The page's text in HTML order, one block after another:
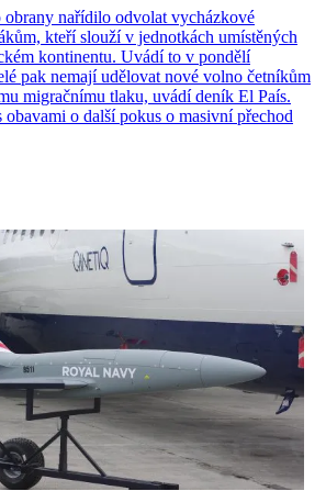
obrany nařídilo odvolat vycházkové
kteří slouží v jednotkách umístěných
kontinentu. Uvádí to v pondělí
pak nemají udělovat nové volno četníkům
migračnímu tlaku, uvádí deník El País.
o další pokus o masivní přechod